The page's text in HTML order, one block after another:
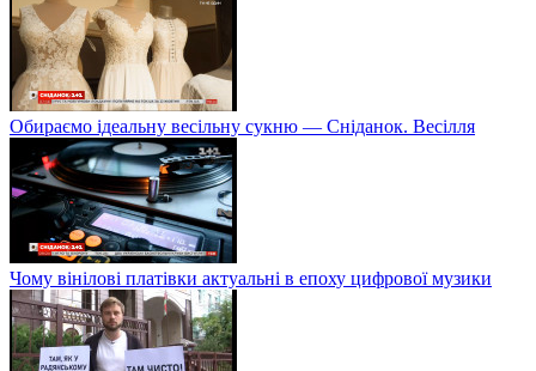
Обираємо ідеальну весільну сукню — Сніданок. Весілля
Чому вінілові платівки актуальні в епоху цифрової музики